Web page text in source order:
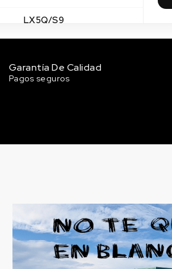
LX5Q/S9
LX5S/7Y
LX5Y/6A
POLARBLAU EFFECT
24.95 €
200 en stock
Garantía De Calidad
Pagos seguros